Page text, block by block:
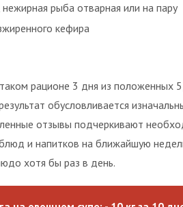
рыба отварная или на пару
кефира
рационе 3 дня из положенных
обусловливается
отзывы подчеркивают
и напитков на ближайшую
хотя бы раз в день.